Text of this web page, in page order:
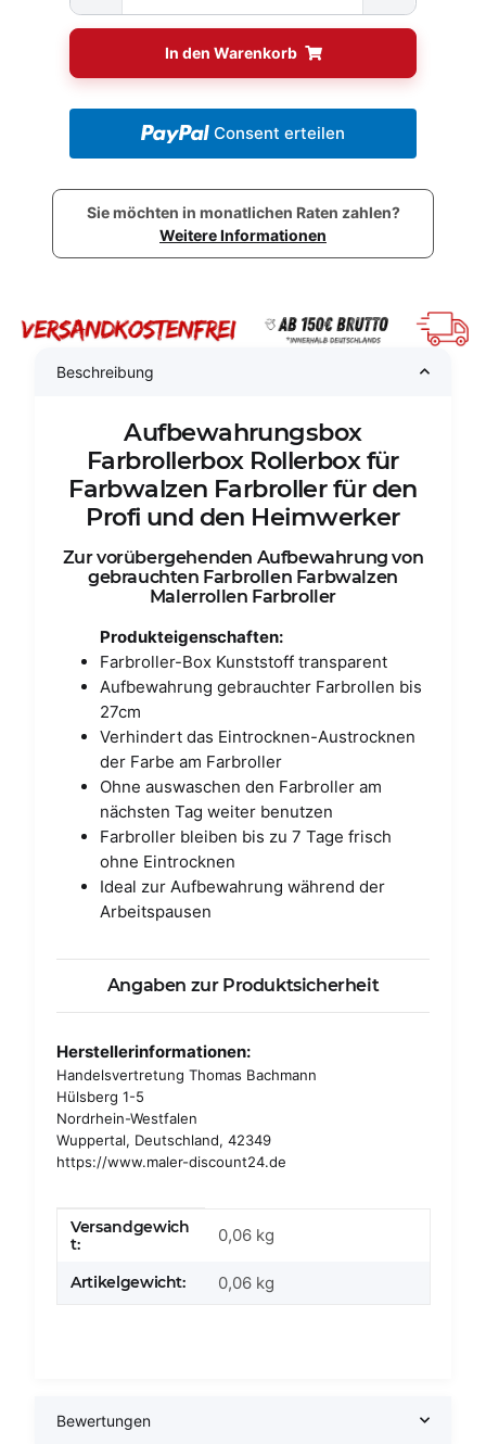
In den Warenkorb
Consent erteilen
Sie möchten in monatlichen Raten zahlen?
Weitere Informationen
Beschreibung
Aufbewahrungsbox
Farbrollerbox Rollerbox für
Farbwalzen Farbroller für den
Profi und den Heimwerker
Zur vorübergehenden Aufbewahrung von
gebrauchten Farbrollen Farbwalzen
Malerrollen Farbroller
Produkteigenschaften:
Farbroller-Box Kunststoff transparent
Aufbewahrung gebrauchter Farbrollen bis
27cm
Verhindert das Eintrocknen-Austrocknen
der Farbe am Farbroller
Ohne auswaschen den Farbroller am
nächsten Tag weiter benutzen
Farbroller bleiben bis zu 7 Tage frisch
ohne Eintrocknen
Ideal zur Aufbewahrung während der
Arbeitspausen
Angaben zur Produktsicherheit
Herstellerinformationen:
Handelsvertretung Thomas Bachmann
Hülsberg 1-5
Nordrhein-Westfalen
Wuppertal, Deutschland, 42349
https://www.maler-discount24.de
Produkteigenschaft
Wert
Versandgewich
t:
0,06 kg
Artikelgewicht: 0,06 kg
Bewertungen